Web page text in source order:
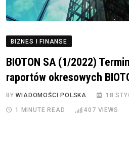
BIZNES I FINANSE
BIOTON SA (1/2022)
raportów okresowych
BYWIADOMOŚCI POLSKA 18
1 MINUTE READ 407 VIEWS